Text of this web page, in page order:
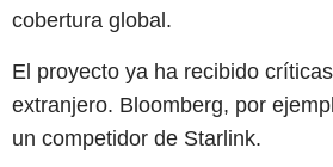
cobertura global.
El proyecto ya ha recibido
extranjero. Bloomberg, por
un competidor de Starlink.